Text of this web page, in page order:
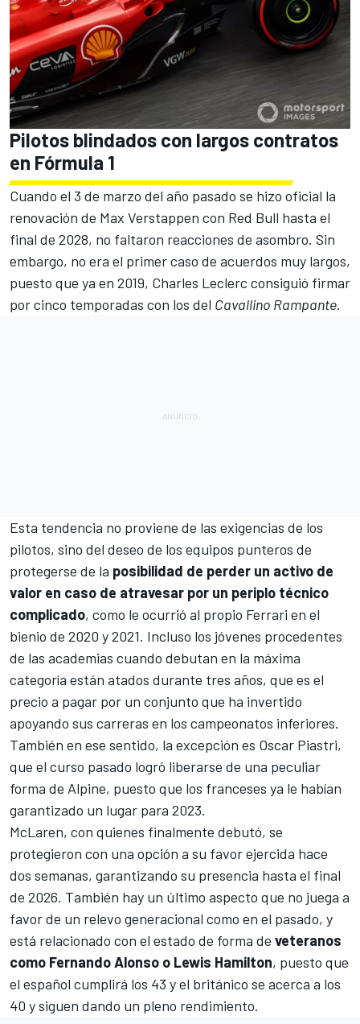
Pilotos blindados con largos contratos
en Fórmula 1
Cuando el 3 de marzo del año pasado se hizo oficial la
renovación de Max Verstappen con Red Bull hasta el
final de 2028, no faltaron reacciones de asombro. Sin
embargo, no era el primer caso de acuerdos muy largos,
puesto que ya en 2019, Charles Leclerc consiguió firmar
por cinco temporadas con los del Cavallino Rampante.
Esta tendencia no proviene de las exigencias de los
pilotos, sino del deseo de los equipos punteros de
protegerse de la posibilidad de perder un activo de
valor en caso de atravesar por un periplo técnico
complicado, como le ocurrió al propio Ferrari en el
bienio de 2020 y 2021. Incluso los jóvenes procedentes
de las academias cuando debutan en la máxima
categoría están atados durante tres años, que es el
precio a pagar por un conjunto que ha invertido
apoyando sus carreras en los campeonatos inferiores.
También en ese sentido, la excepción es Oscar Piastri,
que el curso pasado logró liberarse de una peculiar
forma de Alpine, puesto que los franceses ya le habían
garantizado un lugar para 2023.
McLaren, con quienes finalmente debutó, se
protegieron con una opción a su favor ejercida hace
dos semanas, garantizando su presencia hasta el final
de 2026. También hay un último aspecto que no juega a
favor de un relevo generacional como en el pasado, y
está relacionado con el estado de forma de veteranos
como Fernando Alonso o Lewis Hamilton, puesto que
el español cumplirá los 43 y el británico se acerca a los
40 y siguen dando un pleno rendimiento.